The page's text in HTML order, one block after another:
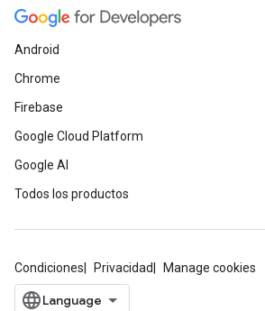
Android
Chrome
Firebase
Google Cloud Platform
Google AI
Todos los productos
Condiciones Privacidad Manage cookies